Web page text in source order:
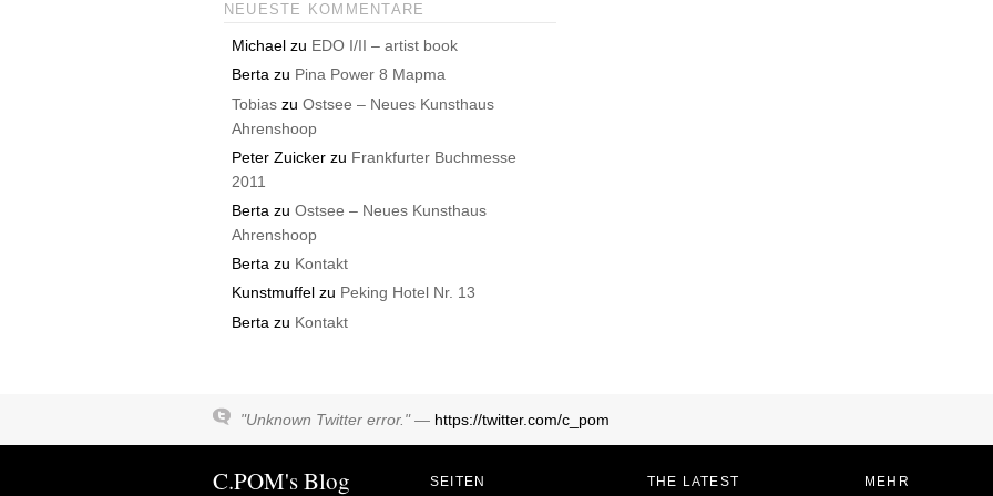
NEUESTE KOMMENTARE
Michael zu EDO I/II – artist book
Berta zu Pina Power 8 Mapma
Tobias zuOstsee – Neues Kunsthaus
Ahrenshoop
Peter Zuicker zu Frankfurter Buchmesse
2011
Berta zuOstsee – Neues Kunsthaus
Ahrenshoop
Berta zu Kontakt
Kunstmuffel zu Peking Hotel Nr. 13
Berta zu Kontakt
"Unknown Twitter error." — https://twitter.com/c_pom
C.POM's Blog SEITEN THE LATEST MEHR